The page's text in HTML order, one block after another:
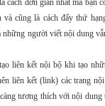
cách đơn giản nhất mà bạn
và cũng là cách đẩy thứ
những người viết nội dung
liên kết nội bộ khi tạo
liên kết (link) các trang
tương thích với nội dung